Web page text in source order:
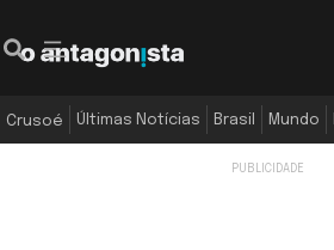
Crusoé Últimas Notícias Brasil Mundo